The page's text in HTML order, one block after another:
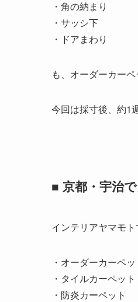
・角の納まり
・サッシ下
・ドアまわり
も、オーダーカー
今回は採寸後、約1
■ 京都・宇治
インテリアヤマモト
・オーダーカーペッ
・タイルカーペット
・防炎カーペット